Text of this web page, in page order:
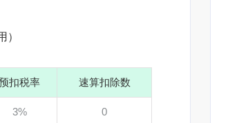
）
扣税率 速算扣除数
3% 0